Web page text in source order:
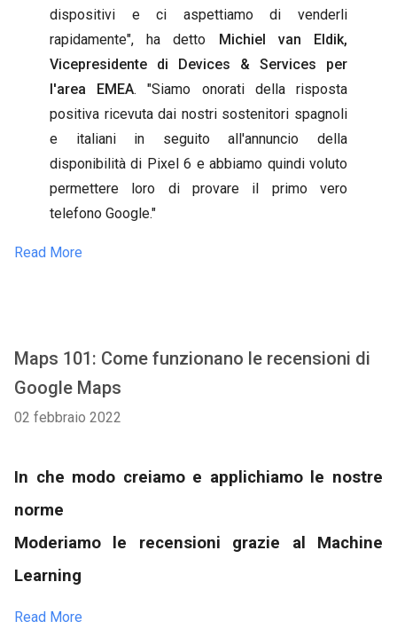
dispositivi e ci aspettiamo di venderli
rapidamente", ha detto Michiel van Eldik,
Vicepresidente di Devices & Services per
l'area EMEA. "Siamo onorati della risposta
positiva ricevuta dai nostri sostenitori spagnoli
e italiani in seguito all'annuncio della
disponibilità di Pixel 6 e abbiamo quindi voluto
permettere loro di provare il primo vero
telefono Google."
Read More
Maps 101: Come funzionano le recensioni di
Google Maps
02 febbraio 2022
In che modo creiamo e applichiamo le nostre
norme
Moderiamo le recensioni grazie al Machine
Learning
Read More